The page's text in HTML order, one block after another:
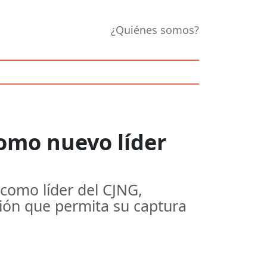
¿Quiénes somos?
nuevo líder
líder del CJNG,
que permita su captura